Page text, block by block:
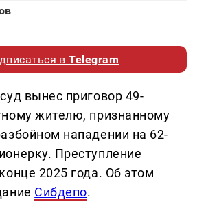
вTelegram
вынес приговор 49-
жителю, признанному
нападении на 62-
Преступление
2025 года. Об этом
Сибдепо.